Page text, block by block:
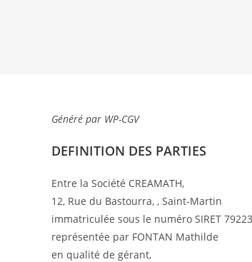
Généré par WP-CGV
DEFINITION DES PARTIES
Entre la Société CREAMATH,
12, Rue du Bastourra, , Saint-Martin
immatriculée sous le numéro SIRET
représentée par FONTAN Mathilde
en qualité de gérant,